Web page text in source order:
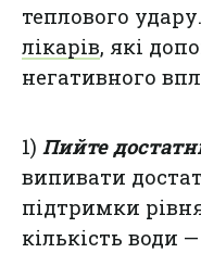
теплового
лікарів, які
негативного
1) Пийте
випивати
підтримки
кількість води